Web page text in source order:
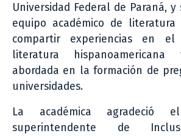
Universidad Federal de Paraná,
equipo académico de
compartir experiencias en
literatura
abordada en la formación de
universidades.
La académica agradeció
superintendente de